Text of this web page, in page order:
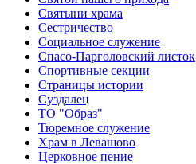
Святыни храма
Сестричество
Социальное служение
Спасо-Парголовский листок
Спортивные секции
Страницы истории
Суздалец
ТО "Образ"
Тюремное служение
Храм в Левашово
Церковное пение